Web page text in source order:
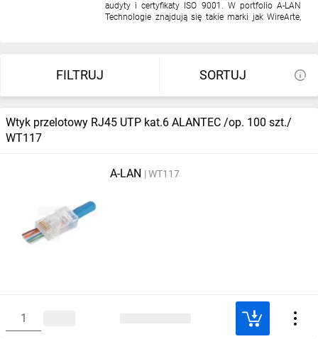
audyty i certyfikaty ISO 9001. W portfolio A-LAN
Technologie znajdują się takie marki jak WireArte,
FILTRUJ SORTUJ
Wtyk przelotowy RJ45 UTP kat.6 ALANTEC /op. 100 szt./
WT117
A-LAN WT117